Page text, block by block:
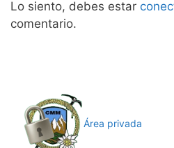
Lo siento, debes estar
comentario.
Área privada